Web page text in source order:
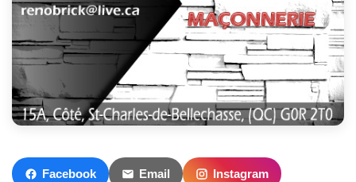
Facebook Email Instagram